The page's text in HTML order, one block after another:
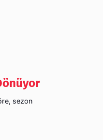
sezon